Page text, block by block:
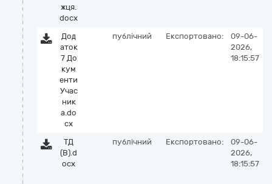
жця.
docx
Дод
аток
7 До
кум
енти
Учас
ник
а.do
cx
публічний Експортовано:
09-06-
2026,
18:15:57
ТД
(В).d
ocx
публічний Експортовано:
09-06-
2026,
18:15:57